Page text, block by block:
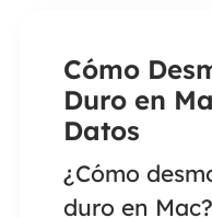
Cómo
Duro en
Datos
¿Cómo
duro en